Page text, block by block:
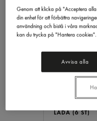
LÅDA (6 ST)
Genom att klicka på "Acceptera
din enhet för att förbättra
användning och bistå i våra
kan du trycka på "Hantera cookies".
Avvisa alla